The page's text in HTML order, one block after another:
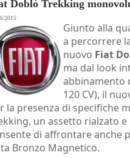
Doblò Trekking
2015
Giunto alla
a percorrere
nuovo Fiat
ma dal look
abbinamento
120 CV), il
la presenza di specifiche
un assetto rialzato
di affrontare anche
Bronzo Magnetico.